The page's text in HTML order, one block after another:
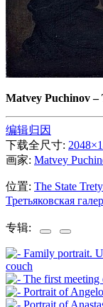
Matvey Puchinov–
编辑归因
下载全尺寸:
画家: Matvey
位置: The State
Третьяковская
专辑: